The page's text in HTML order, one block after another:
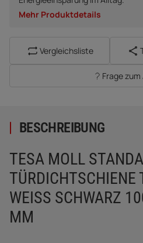
Mehr Produktdetails
Vergleichsliste
Frage
BESCHREIBUNG
TESA MOLL
TÜRDICHTSCHIENE
WEISS SCHWARZ
M